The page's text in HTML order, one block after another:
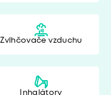
Zvlhčovače vzduchu
Inhalátory